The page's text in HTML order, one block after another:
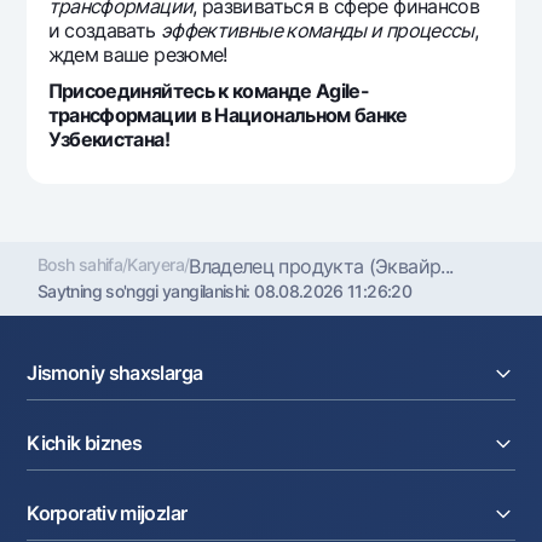
трансформации, развиваться в сфере финансов
и создавать эффективные команды и процессы,
ждем ваше резюме!
Присоединяйтесь к команде Agile-
трансформации в Национальном банке
Узбекистана!
Bosh sahifa/Karyera/Владелец продукта (Эквайр...
Saytning so'nggi yangilanishi:08.08.2026 11:26:20
Jismoniy shaxslarga
Omonatlar
Kartalar
Pul oʻtkazmalari
Valyutalar kursi
Kichik biznes
Kreditlar
Korporativ mijozlar